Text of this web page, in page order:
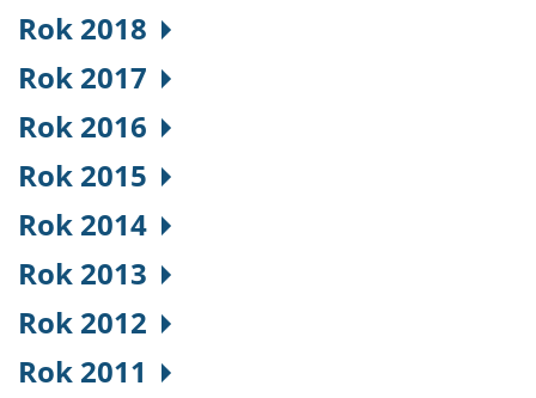
Rok 2018
Rok 2017
Rok 2016
Rok 2015
Rok 2014
Rok 2013
Rok 2012
Rok 2011